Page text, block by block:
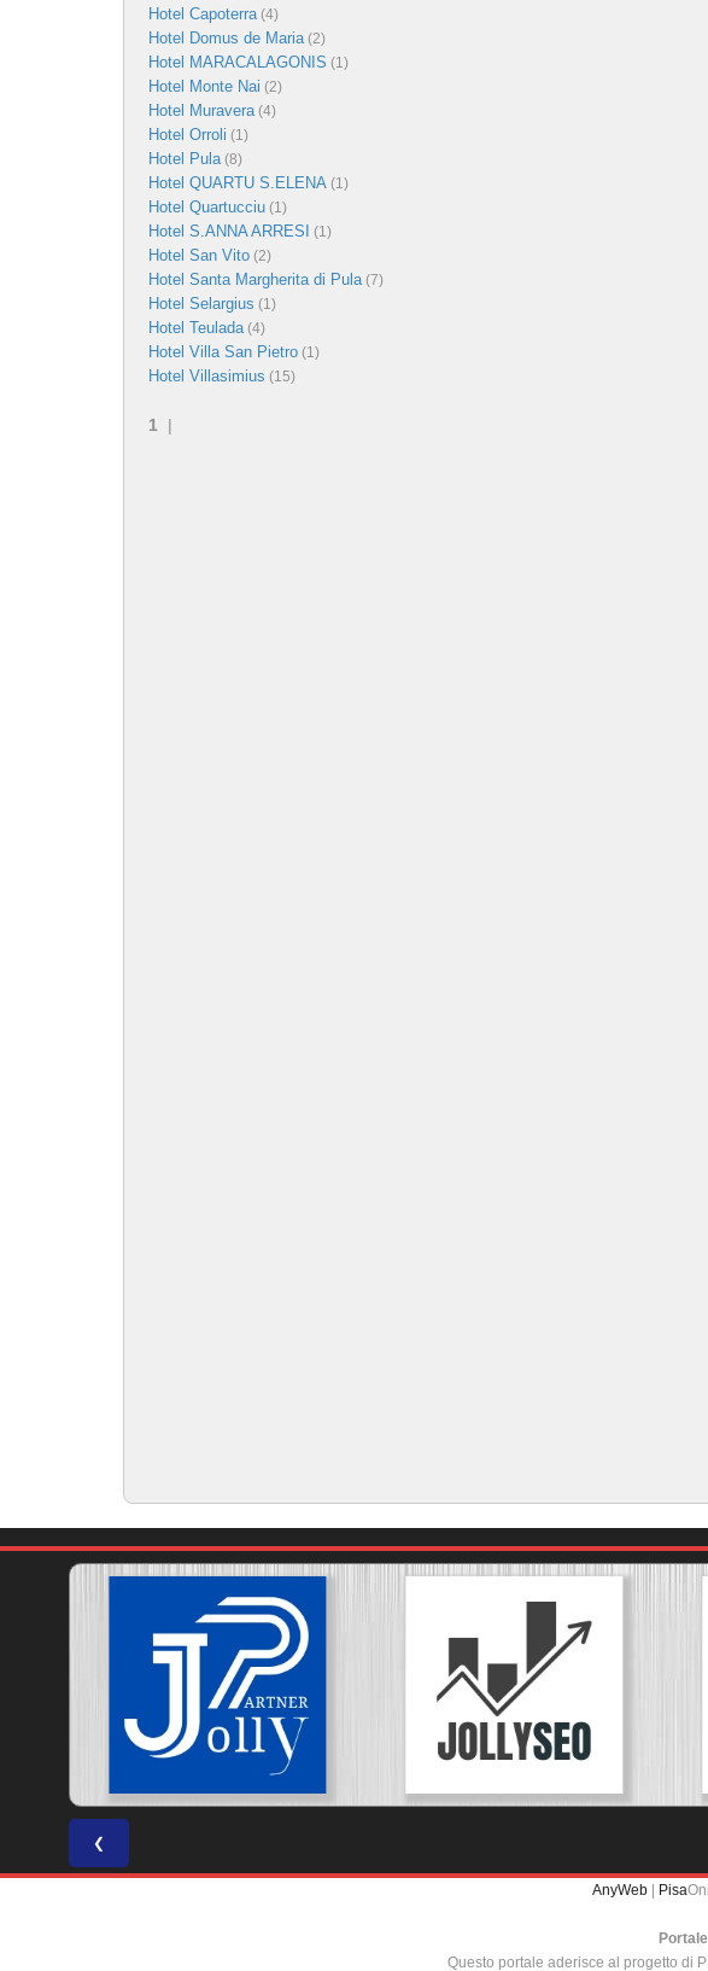
Hotel Capoterra(4)
Hotel Domus de Maria(2)
Hotel MARACALAGONIS (1)
Hotel Monte Nai (2)
Hotel Muravera(4)
Hotel Orroli (1)
Hotel Pula(8)
Hotel QUARTU S.ELENA (1)
Hotel Quartucciu (1)
Hotel S.ANNA ARRESI (1)
Hotel San Vito (2)
Hotel Santa Margherita di Pula(7)
Hotel Selargius (1)
Hotel Teulada(4)
Hotel Villa San Pietro (1)
Hotel Villasimius (15)
1 |
❮
AnyWeb | Pisa
Questo portale aderisce al progetto di